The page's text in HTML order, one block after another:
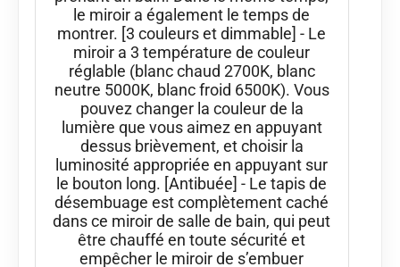
le miroir a également le temps de
montrer. [3 couleurs et dimmable] - Le
miroir a 3 température de couleur
réglable (blanc chaud 2700K, blanc
neutre 5000K, blanc froid 6500K). Vous
pouvez changer la couleur de la
lumière que vous aimez en appuyant
dessus brièvement, et choisir la
luminosité appropriée en appuyant sur
le bouton long. [Antibuée] - Le tapis de
désembuage est complètement caché
dans ce miroir de salle de bain, qui peut
être chauffé en toute sécurité et
empêcher le miroir de s’embuer